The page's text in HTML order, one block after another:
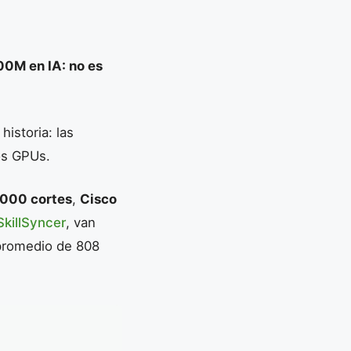
en IA: no es
las
GPUs.
cortes, Cisco
, van
de 808